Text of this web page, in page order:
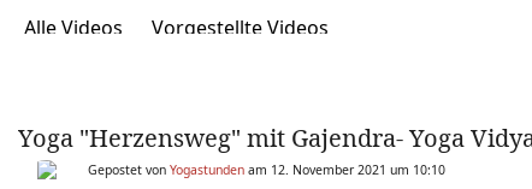
Alle Videos Vorgestellte Videos
Yoga "Herzensweg" mit Gajendra- Yoga
Gepostet von Yogastunden am 12. November 2021 um 10:10